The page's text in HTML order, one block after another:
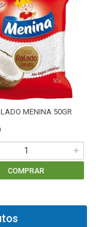
MENINA 50GR
COMPRAR